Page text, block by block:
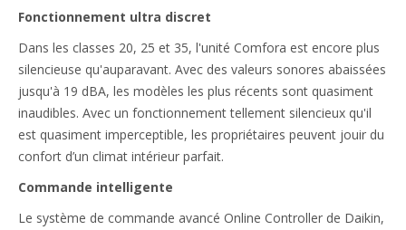
Fonctionnement ultra discret
Dans les classes 20, 25 et 35, l'unité Comfora est encore plus
silencieuse qu'auparavant. Avec des valeurs sonores abaissées
jusqu'à 19 dBA, les modèles les plus récents sont quasiment
inaudibles. Avec un fonctionnement tellement silencieux qu'il
est quasiment imperceptible, les propriétaires peuvent jouir du
confort d’un climat intérieur parfait.
Commande intelligente
Le système de commande avancé Online Controller de Daikin,